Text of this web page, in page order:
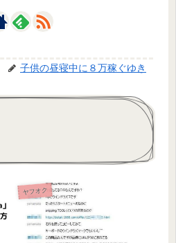
子供の昼寝中に８万稼ぐゆき
ヤフオク